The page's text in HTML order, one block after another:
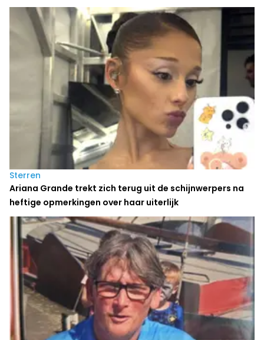
Sterren
Ariana Grande trekt zich terug uit de schijnwerpers na
heftige opmerkingen over haar uiterlijk